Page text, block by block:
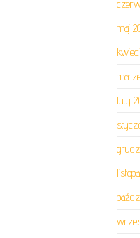
maj
luty